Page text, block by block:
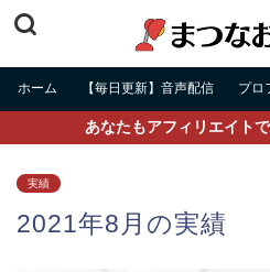
ホーム 【毎日更新】音声配信 プロ
あなたもアフィリエイト
実績
2021年8月の実績